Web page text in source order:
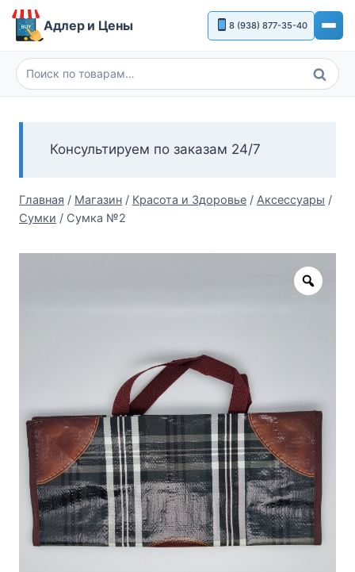
Перейти
Адлер и Цены 8 (938) 877-35-40
Искать:
Поиск
Консультируем по заказам 24/7
Главная / Магазин / Красота и Здоровье / Аксессуары /
Сумки / Сумка №2
Zoom